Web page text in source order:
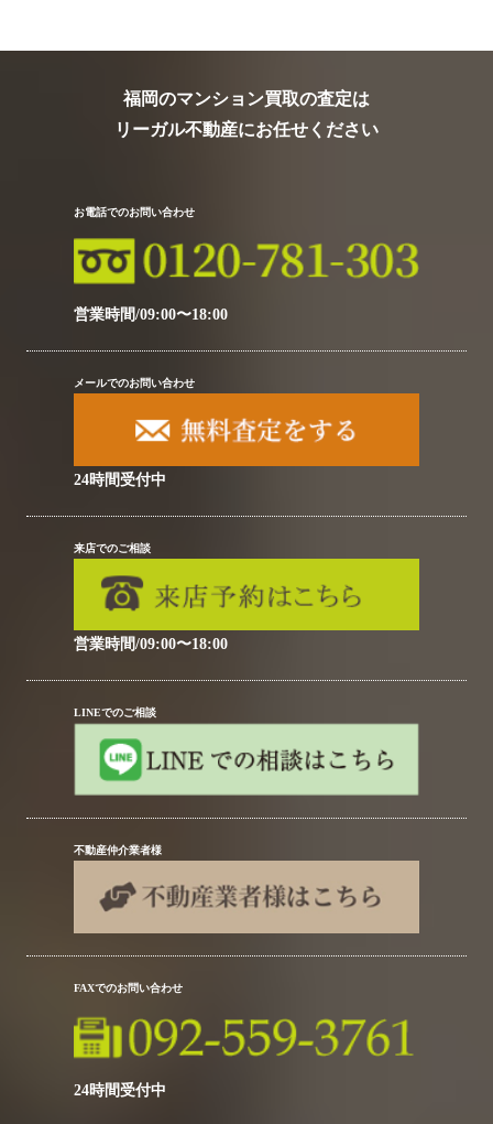
福岡のマンション買取の査定は
リーガル不動産にお任せください
お電話でのお問い合わせ
営業時間/09:00〜18:00
メールでのお問い合わせ
24時間受付中
来店でのご相談
営業時間/09:00〜18:00
LINEでのご相談
不動産仲介業者様
FAXでのお問い合わせ
24時間受付中